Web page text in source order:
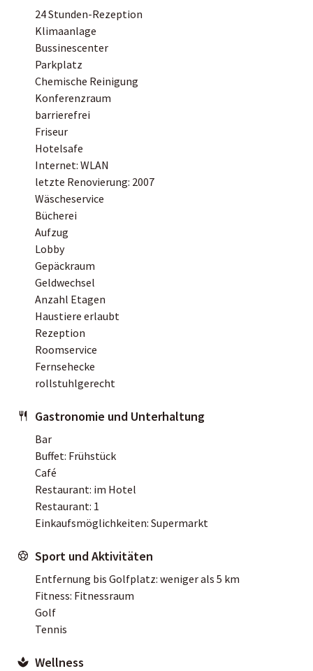
24 Stunden-Rezeption
Klimaanlage
Bussinescenter
Parkplatz
Chemische Reinigung
Konferenzraum
barrierefrei
Friseur
Hotelsafe
Internet: WLAN
letzte Renovierung: 2007
Wäscheservice
Bücherei
Aufzug
Lobby
Gepäckraum
Geldwechsel
Anzahl Etagen
Haustiere erlaubt
Rezeption
Roomservice
Fernsehecke
rollstuhlgerecht
Gastronomie und Unterhaltung
Bar
Buffet: Frühstück
Café
Restaurant: im Hotel
Restaurant: 1
Einkaufsmöglichkeiten: Supermarkt
Sport und Aktivitäten
Entfernung bis Golfplatz: weniger als 5 km
Fitness: Fitnessraum
Golf
Tennis
Wellness